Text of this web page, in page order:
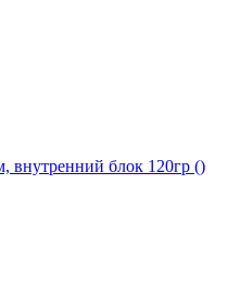
внутренний блок 120гр ()